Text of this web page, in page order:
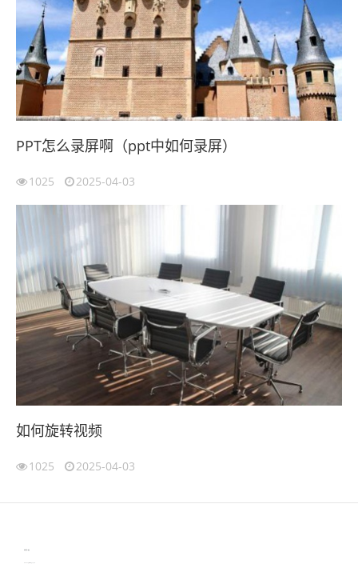
PPT怎么录屏啊（ppt中如何录屏）
1025 2025-04-03
如何旋转视频
1025 2025-04-03